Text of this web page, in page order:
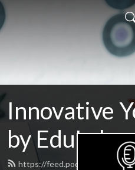
Innovative
by EduLabs
https://feed.podbean.com/